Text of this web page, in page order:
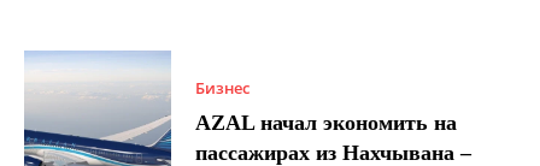
Бизнес
AZAL начал экономить на
пассажирах из Нахчывана –